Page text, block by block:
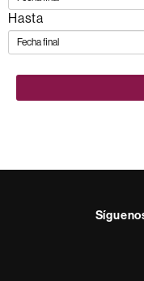
Hasta